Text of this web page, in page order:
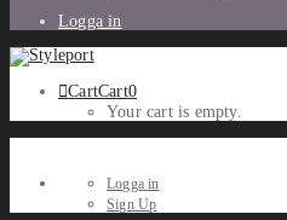
Logga in
CartCart0
Your cart is empty.
Logga in
Sign Up